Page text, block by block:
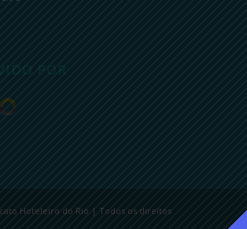
POR
Hoteleiro do Rio | Todos os direitos